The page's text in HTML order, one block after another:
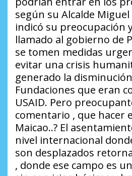
según su Alcalde
indicó su preocupación
llamado al gobierno de
se tomen medidas
evitar una crisis
generado la
Fundaciones que eran
USAID. Pero
comentario , que hacer
Maicao..? El
nivel internacional
son desplazados
, donde ese campo es